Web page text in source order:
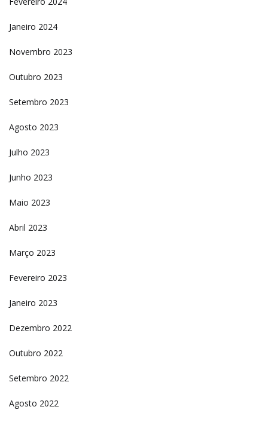
Janeiro 2024
Novembro 2023
Outubro 2023
Setembro 2023
Agosto 2023
Julho 2023
Junho 2023
Maio 2023
Abril 2023
Março 2023
Fevereiro 2023
Janeiro 2023
Dezembro 2022
Outubro 2022
Setembro 2022
Agosto 2022